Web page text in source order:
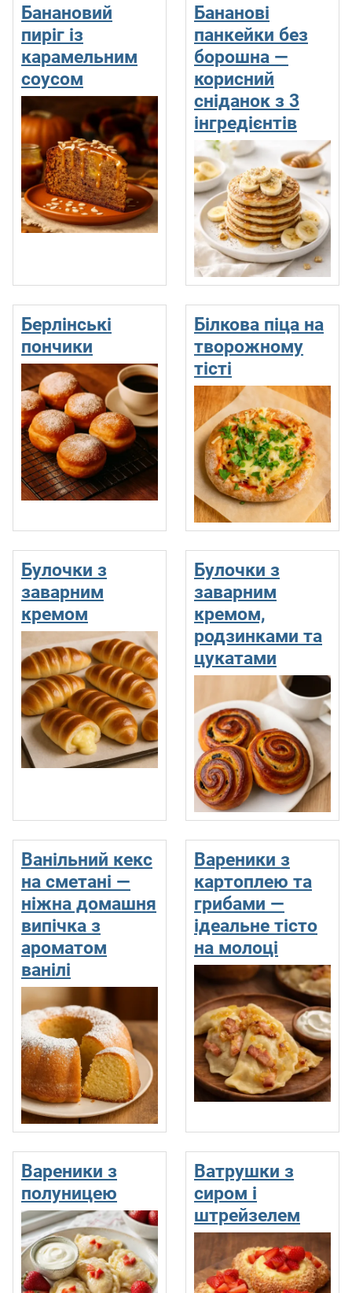
Банановий
пиріг із
карамельним
соусом
Бананові
панкейки без
борошна —
корисний
сніданок з 3
інгредієнтів
Берлінські
пончики
Білкова піца на
творожному
тісті
Булочки з
заварним
кремом
Булочки з
заварним
кремом,
родзинками та
цукатами
Ванільний кекс
на сметані —
ніжна домашня
випічка з
ароматом
ванілі
Вареники з
картоплею та
грибами —
ідеальне тісто
на молоці
Вареники з
полуницею
Ватрушки з
сиром і
штрейзелем